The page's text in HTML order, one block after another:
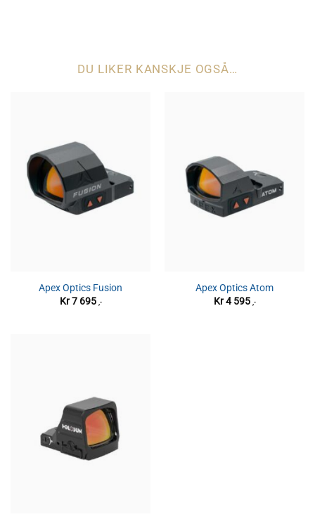
DU LIKER KANSKJE OGSÅ…
Apex Optics Fusion
Kr7 695 ,-
Apex Optics Atom
Kr4 595 ,-